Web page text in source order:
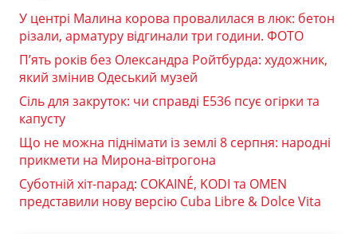
У центрі Малина корова провалилася в люк: бетон
різали, арматуру відгинали три години. ФОТО
П’ять років без Олександра Ройтбурда: художник,
який змінив Одеський музей
Сіль для закруток: чи справді Е536 псує огірки та
капусту
Що не можна піднімати із землі 8 серпня: народні
прикмети на Мирона-вітрогона
Суботній хіт-парад: COKAINÉ, KODI та OMEN
представили нову версію Cuba Libre & Dolce Vita